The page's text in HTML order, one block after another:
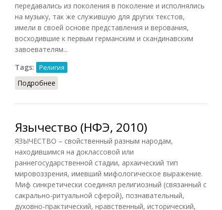
передавались из поколения в поколение и исполнялись
на музыку, так же служившую для других текстов,
имели в своей основе представления и верования,
восходившие к первым германским и скандинавским
завоевателям...
Tags:
Религия
Подробнее
Язычество (НФЭ, 2010)
ЯЗЫЧЕСТВО – свойственный разным народам,
находившимся на доклассовой или
раннегосударственной стадии, архаический тип
мировоззрения, имевший мифологическое выражение.
Миф синкретически соединял религиозный (связанный с
сакрально-ритуальной сферой), познавательный,
духовно-практический, нравственный, исторический,